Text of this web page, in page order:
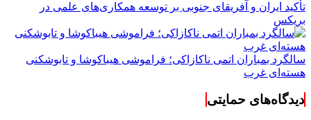
تأکید ایران و آفریقای جنوبی بر توسعه همکاری‌های علمی در
بریکس
سالگرد بمباران اتمی ناکازاکی؛ فراموشی هیباکوشا و تابوشکنی
هسته‌ای غرب
دیدگاه‌های حمایتی